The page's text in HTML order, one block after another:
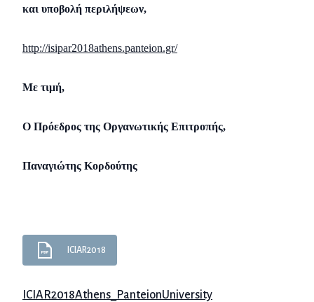
και υποβολή περιλήψεων,
http://isipar2018athens.panteion.gr/
Με τιμή,
Ο Πρόεδρος της Οργανωτικής Επιτροπής,
Παναγιώτης Κορδούτης
ICIAR2018
ICIAR2018Athens_PanteionUniversity